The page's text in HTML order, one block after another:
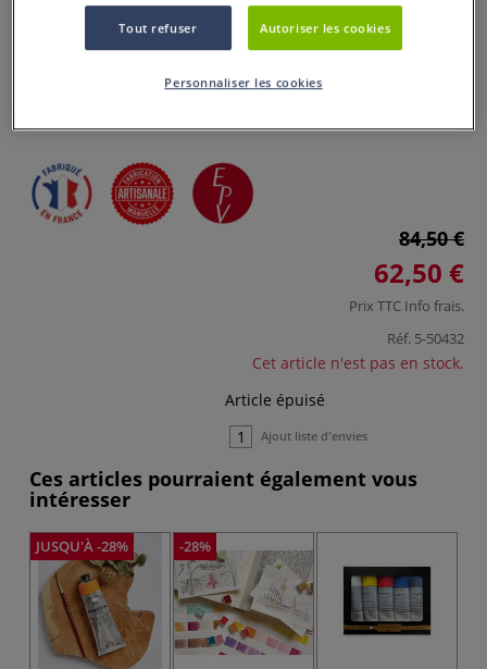
0 Commentaires
monté sur plume et pochette de voyage. Espace modulable.
84,50 €
62,50 €
Prix TTC Info frais.
Réf. 5-50432
Cet article n'est pas en stock.
Article épuisé
Ajout liste d'envies
Ces articles pourraient également vous
intéresser
JUSQU'À -28% -28%
Tout refuser Autoriser les cookies
Personnaliser les cookies